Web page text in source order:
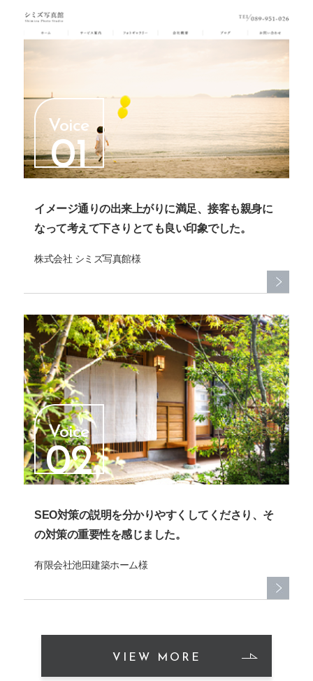
Voice
01
イメージ通りの出来上がりに満足、接客も親身に
なって考えて下さりとても良い印象でした。
株式会社 シミズ写真館様
Voice
02
SEO対策の説明を分かりやすくしてくださり、そ
の対策の重要性を感じました。
有限会社池田建築ホーム様
VIEW MORE